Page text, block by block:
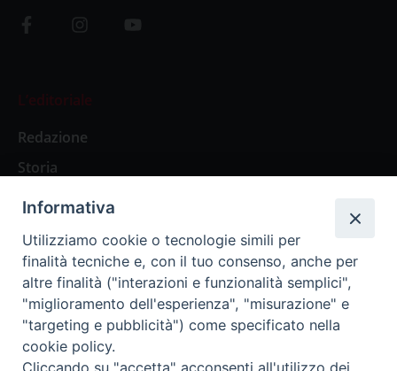
L’editoriale
Redazione
Storia
Abbonamenti
Abbonamento Annuale Digitale
Abbonamento Annuale Cartaceo
Abbonamento Singola Copia Digitale
Informativa
Utilizziamo cookie o tecnologie simili per
finalità tecniche e, con il tuo consenso, anche per
altre finalità ("interazioni e funzionalità semplici",
"miglioramento dell'esperienza", "misurazione" e
"targeting e pubblicità") come specificato nella
cookie policy.